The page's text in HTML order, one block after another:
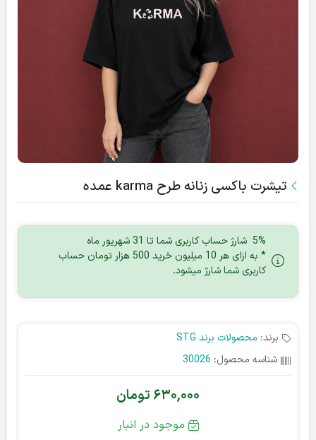
تیشرت باکسی زنانه طرح karma عمده
5% شارژ حساب کاربری شما تا 31 شهریور ماه
* به ازای هر 10 میلیون خرید 500 هزار تومان حساب
کاربری شما شارژ میشود.
برند: محصولات برند STG
شناسه محصول: 30026
630,000 تومان
موجود در انبار